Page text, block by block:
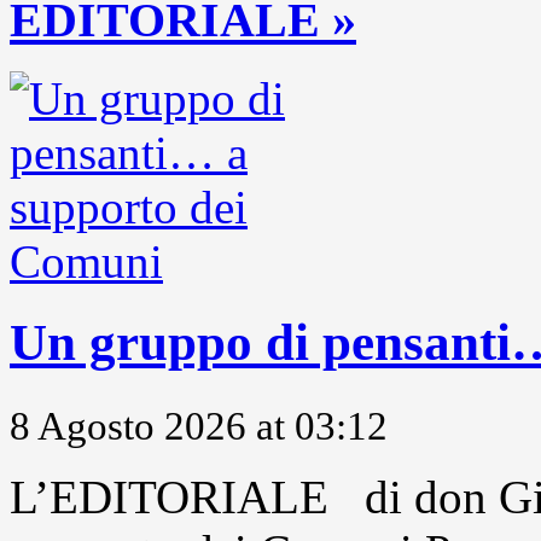
EDITORIALE »
Un gruppo di
8 Agosto 2026 at 03:12
L’EDITORIALE di don